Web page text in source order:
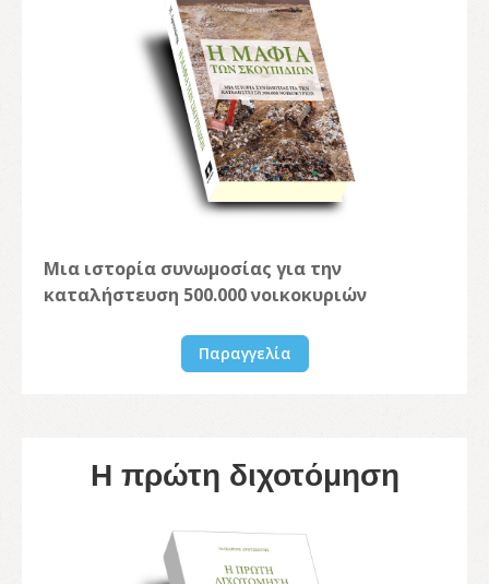
Μια ιστορία συνωμοσίας για την
καταλήστευση 500.000 νοικοκυριών
Παραγγελία
Η πρώτη διχοτόμηση